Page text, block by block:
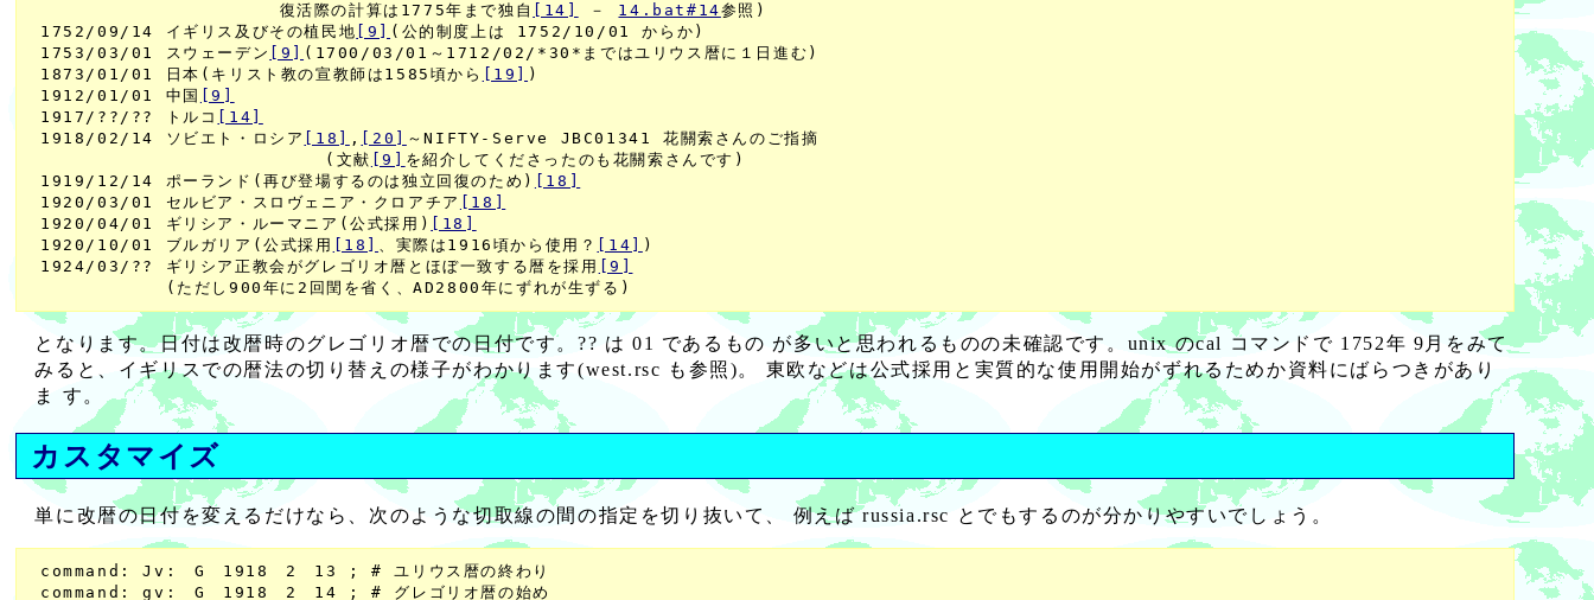
                      復活際の計算は1775年まで独自
[14] － 14.bat#14参照)
1752/09/14 イギリス及びその植民地 [9]
(公的制度上は 1752/10/01 からか)
1753/03/01 スウェーデン
[9]
(1700/03/01～1712/02/*30*まではユリウス暦に１日進む)
1873/01/01 日本(キリスト教の宣教師は1585頃から
[19]
)
1912/01/01 中国
[9]
1917/??/?? トルコ
[14]
1918/02/14 ソビエト・ロシア
[18] , [20]
～NIFTY-Serve JBC01341 花關索さんのご指摘
                          (文献
[9] を紹介してくださったのも花關索さんです)
1919/12/14 ポーランド(再び登場するのは独立回復のため)
[18]
1920/03/01 セルビア・スロヴェニア・クロアチア
[18]
1920/04/01 ギリシア・ルーマニア(公式採用)
[18]
1920/10/01 ブルガリア(公式採用
[18] 、実際は1916頃から使用？ [14]
)
1924/03/?? ギリシア正教会がグレゴリオ暦とほぼ一致する暦を採用
[9]
となります。日付は改暦時のグレゴリオ暦での日付です。?? は 01 であるもの が多いと思われるものの未確認です。unix のcal コマンドで 1752年 9月をみて
みると、イギリスでの暦法の切り替えの様子がわかります(west.rsc も参照)。 東欧などは公式採用と実質的な使用開始がずれるためか資料にばらつきがあり
ま す。
カスタマイズ
単に改暦の日付を変えるだけなら、次のような切取線の間の指定を切り抜いて、 例えば russia.rsc とでもするのが分かりやすいでしょう。
command: Jv:　G　1918　2　13 ; # ユリウス暦の終わり
command: gv:　G　1918　2　14 ; # グレゴリオ暦の始め